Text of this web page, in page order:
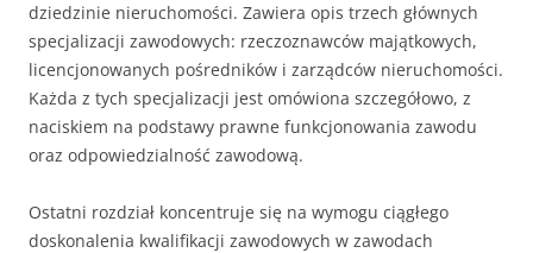
dziedzinie nieruchomości. Zawiera opis trzech głównych
specjalizacji zawodowych: rzeczoznawców majątkowych,
licencjonowanych pośredników i zarządców nieruchomości.
Każda z tych specjalizacji jest omówiona szczegółowo, z
naciskiem na podstawy prawne funkcjonowania zawodu
oraz odpowiedzialność zawodową.
Ostatni rozdział koncentruje się na wymogu ciągłego
doskonalenia kwalifikacji zawodowych w zawodach